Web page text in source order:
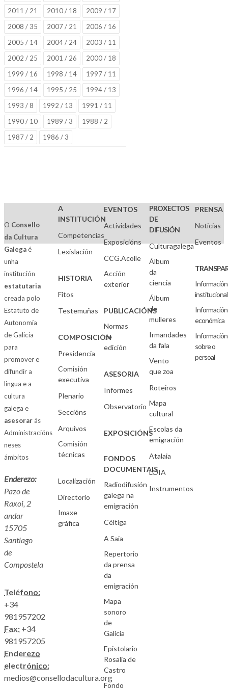
2011 / 21
2010 / 18
2009 / 17
2008 / 35
2007 / 21
2006 / 16
2005 / 14
2004 / 24
2003 / 11
2002 / 25
2001 / 26
2000 / 18
1999 / 16
1998 / 14
1997 / 11
1996 / 14
1995 / 25
1994 / 13
1993 / 8
1992 / 13
1991 / 11
1990 / 10
1989 / 3
1988 / 2
1987 / 2
1986 / 3
O Consello
da Cultura
Galegaé
unha
institución
estatutaria
creada polo
Estatuto de
Autonomía
de Galicia
para
promover e
difundir a
lingua e a
cultura
galega e
asesorarás
Administracións
neses
ámbitos
Enderezo:
Pazo de
Raxoi, 2
andar
15705
Santiago
de
Compostela
Teléfono:
+34
981957202
Fax: +34
981957205
Enderezo
electrónico:
medios@consellodacultura.org
A
INSTITUCIÓN
Competencias
Lexislación
HISTORIA
Fitos
Testemuñas
COMPOSICIÓN
Presidencia
Comisión
executiva
Plenario
Seccións
Arquivos
Comisión
técnicas
Localización
Directorio
Imaxe
gráfica
EVENTOS
Actividades
Exposicións
CCG.Acolle
Acción
exterior
PUBLICACIÓNS
Normas
de
edición
ASESORIA
Informes
Observatorio
EXPOSICIÓNS
FONDOS
DOCUMENTAIS
Radiodifusión
galega na
emigración
Céltiga
A Saia
Repertorio
da prensa
da
emigración
Mapa
sonoro
de
Galicia
Epistolario
Rosalía de
Castro
Fondo
PROXECTOS
DE
DIFUSIÓN
Culturagalega
Álbum
da
ciencia
Álbum
de
mulleres
Irmandades
da fala
Vento
que zoa
Roteiros
Mapa
cultural
Escolas da
emigración
Atalaia
LOIA
Instrumentos
PRENSA
Noticias
Eventos
Información
institucional
Información
económica
Información
sobre o
persoal